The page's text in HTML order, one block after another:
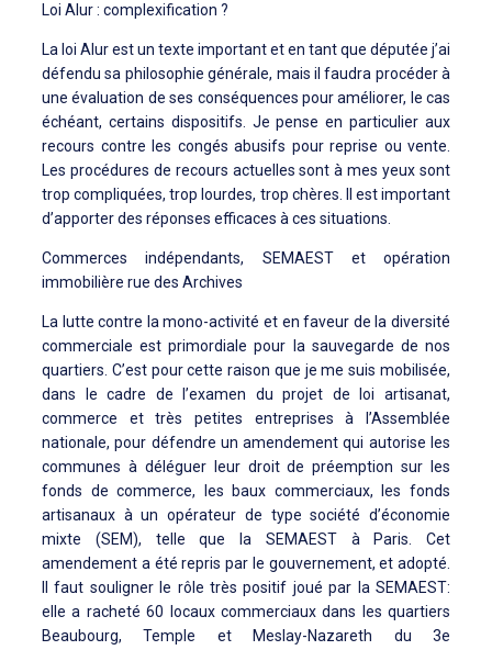
Loi Alur : complexification ?
La loi Alur est un texte important et en tant que députée j’ai
défendu sa philosophie générale, mais il faudra procéder à
une évaluation de ses conséquences pour améliorer, le cas
échéant, certains dispositifs. Je pense en particulier aux
recours contre les congés abusifs pour reprise ou vente.
Les procédures de recours actuelles sont à mes yeux sont
trop compliquées, trop lourdes, trop chères. Il est important
d’apporter des réponses efficaces à ces situations.
Commerces indépendants, SEMAEST et opération
immobilière rue des Archives
La lutte contre la mono-activité et en faveur de la diversité
commerciale est primordiale pour la sauvegarde de nos
quartiers. C’est pour cette raison que je me suis mobilisée,
dans le cadre de l’examen du projet de loi artisanat,
commerce et très petites entreprises à l’Assemblée
nationale, pour défendre un amendement qui autorise les
communes à déléguer leur droit de préemption sur les
fonds de commerce, les baux commerciaux, les fonds
artisanaux à un opérateur de type société d’économie
mixte (SEM), telle que la SEMAEST à Paris. Cet
amendement a été repris par le gouvernement, et adopté.
Il faut souligner le rôle très positif joué par la SEMAEST:
elle a racheté 60 locaux commerciaux dans les quartiers
Beaubourg, Temple et Meslay-Nazareth du 3e